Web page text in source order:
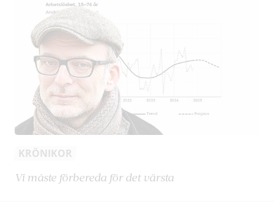
KRÖNIKOR
Vi måste förbereda för det värsta